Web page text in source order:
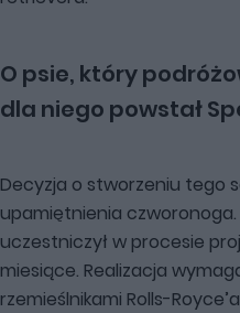
O psie, który
dla niego powstał
Decyzja o stworzeniu tego
upamiętnienia
uczestniczył w procesie
miesiące. Realizacja
rzemieślnikami Rolls-